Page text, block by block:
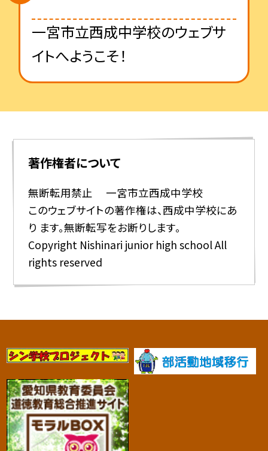
一宮市立西成中学校のウェブサ
イトへようこそ！
著作権者について
無断転用禁止 一宮市立西成中学校
このウェブサイトの著作権は、西成中学校にあ
り ます。無断転写をお断りします。
Copyright Nishinari junior high school All
rights reserved